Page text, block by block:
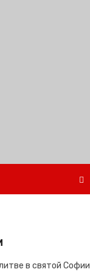
в святой Софии